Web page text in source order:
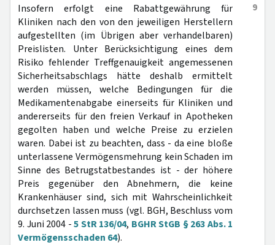
9
Insofern erfolgt eine Rabattgewährung für
Kliniken nach den von den jeweiligen Herstellern
aufgestellten (im Übrigen aber verhandelbaren)
Preislisten. Unter Berücksichtigung eines dem
Risiko fehlender Treffgenauigkeit angemessenen
Sicherheitsabschlags hätte deshalb ermittelt
werden müssen, welche Bedingungen für die
Medikamentenabgabe einerseits für Kliniken und
andererseits für den freien Verkauf in Apotheken
gegolten haben und welche Preise zu erzielen
waren. Dabei ist zu beachten, dass - da eine bloße
unterlassene Vermögensmehrung kein Schaden im
Sinne des Betrugstatbestandes ist - der höhere
Preis gegenüber den Abnehmern, die keine
Krankenhäuser sind, sich mit Wahrscheinlichkeit
durchsetzen lassen muss (vgl. BGH, Beschluss vom
9. Juni 2004 -5 StR 136/04, BGHR StGB § 263 Abs. 1
Vermögensschaden 64).